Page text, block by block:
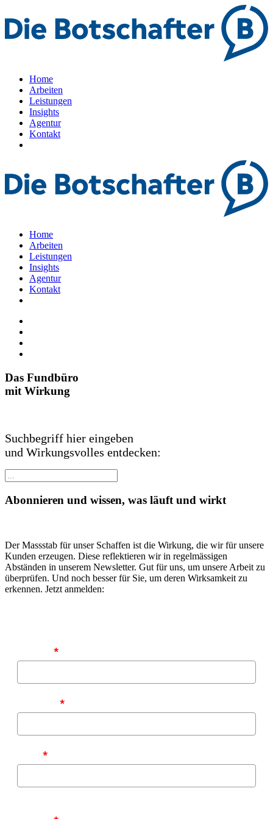
Home
Arbeiten
Leistungen
Insights
Agentur
Kontakt
Home
Arbeiten
Leistungen
Insights
Agentur
Kontakt
Das Fundbüro
mit Wirkung
Suchbegriff hier eingeben
und Wirkungsvolles entdecken:
Abonnieren und wissen, was läuft und wirkt
Der Massstab für unser Schaffen ist die Wirkung, die wir für unsere
Kunden erzeugen. Diese reflektieren wir in regelmässigen
Abständen in unserem Newsletter. Gut für uns, um unsere Arbeit zu
überprüfen. Und noch besser für Sie, um deren Wirksamkeit zu
erkennen. Jetzt anmelden:
*
*
*